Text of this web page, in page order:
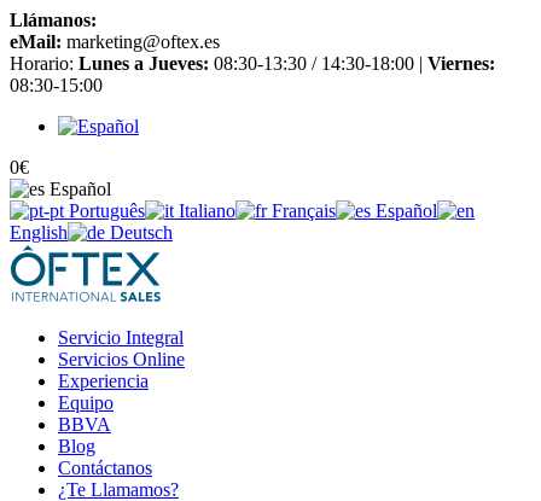
Llámanos:
eMail: marketing@oftex.es
Horario: Lunes a Jueves: 08:30-13:30 / 14:30-18:00 | Viernes:
08:30-15:00
0€
Español
Português
Italiano Français
Español
English
Deutsch
Servicio Integral
Servicios Online
Experiencia
Equipo
BBVA
Blog
Contáctanos
¿Te Llamamos?